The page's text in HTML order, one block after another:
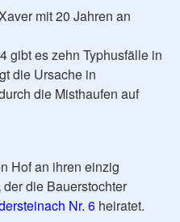
mit 20 Jahren an
gibt es zehn Typhusfälle in
die Ursache in
die Misthaufen auf
Hof an ihren einzig
der die Bauerstochter
Nr. 6 heiratet.